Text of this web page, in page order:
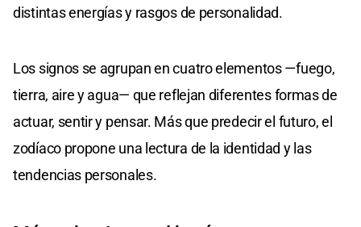
distintas energías y rasgos de personalidad.
Los signos se agrupan en cuatro elementos —fuego,
tierra, aire y agua— que reflejan diferentes formas de
actuar, sentir y pensar. Más que predecir el futuro, el
zodíaco propone una lectura de la identidad y las
tendencias personales.